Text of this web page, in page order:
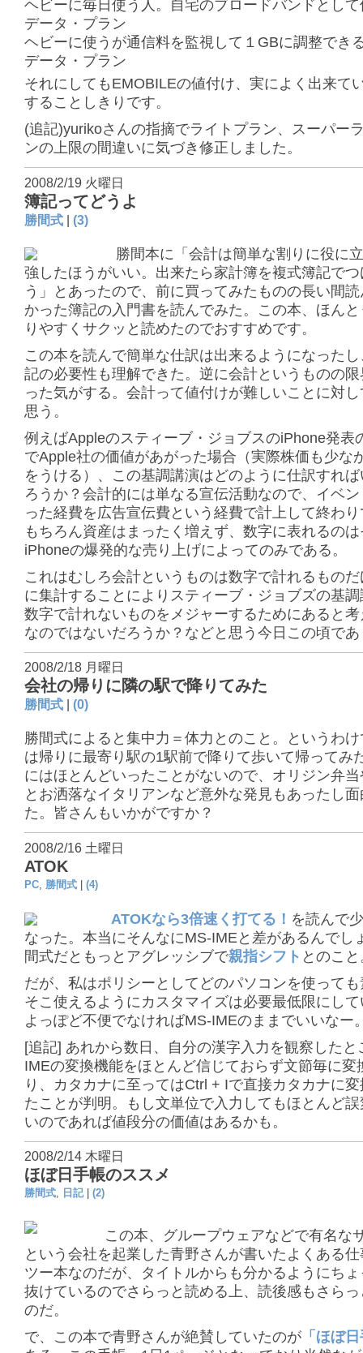
ヘビーに毎日使う人。自宅のブロードバンドとし
データ・プラン
ヘビーに使うが通信料を監視して１GBに調整でき
データ・プラン
それにしてもEMOBILEの値付け、実によく出来て
することしきりです。
(追記)yurikoさんの指摘でライトプラン、スーパー
ンの上限の間違いに気づき修正しました。
2008/2/19 火曜日
簿記ってどうよ
勝間式 (3)
勝間本に「会計は簡単な割りに役に
強したほうがいい。出来たら家計簿を複式簿記で
う」とあったので、前に買ってみたものの長い間
かった簿記の入門書を読んでみた。この本、ほん
りやすくサクッと読めたのでおすすめです。
この本を読んで簡単な仕訳は出来るようになった
記の必要性も理解できた。逆に会計というものの
った気がする。会計って値付けが難しいことに対
思う。
例えばAppleのスティーブ・ジョブスのiPhone発表
でApple社の価値があがった場合（実際株価も少な
をうける）、この基調講演はどのように仕訳すれ
ろうか？会計的には単なる宣伝活動なので、イベ
った経費を広告宣伝費という経費で計上して終わ
もちろん資産はまったく増えず、数字に表れるの
iPhoneの爆発的な売り上げによってのみである。
これはむしろ会計というものは数字で計れるもの
に集計することによりスティーブ・ジョブズの基
数字で計れないものをメジャーするためにあると
なのではないだろうか？などと思う今日この頃で
2008/2/18 月曜日
会社の帰りに隣の駅で降りてみた
勝間式 (0)
勝間式によると集中力＝体力とのこと。というわ
は帰りに最寄り駅の1駅前で降りて歩いて帰ってみ
にはほとんどいったことがないので、オリジン弁
とお洒落なイタリアンなど意外な発見もあったし
た。皆さんもいかがですか？
2008/2/16 土曜日
ATOK
PC 勝間式 (4)
ATOKなら3倍速く打てる！ を読んで
なった。本当にそんなにMS-IMEと差があるんでし
間式だともっとアグレッシブで親指シフト とのこ
だが、私はポリシーとしてどのパソコンを使って
そこ使えるようにカスタマイズは必要最低限にし
よっぽど不便でなければMS-IMEのままでいいなー
[追記] あれから数日、自分の漢字入力を観察したと
IMEの変換機能をほとんど信じておらず文節毎に変
り、カタカナに至ってはCtrl + Iで直接カタカナに
たことが判明。もし文単位で入力してもほとんど
いのであれば値段分の価値はあるかも。
2008/2/14 木曜日
ほぼ日手帳のススメ
勝間式, 日記| (2)
この本、グループウェアなどで有名な
という会社を起業した青野さんが書いたよくある
ツー本なのだが、タイトルからも分かるようにち
抜けているのでさらっと読める上、読後感もさら
のだ。
で、この本で青野さんが絶賛していたのが 「ほぼ